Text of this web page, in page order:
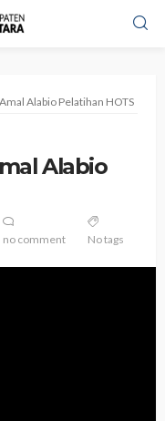
Alabio Pelatihan HOTS
Alabio
no comment No tags